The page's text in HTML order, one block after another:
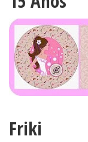
Friki